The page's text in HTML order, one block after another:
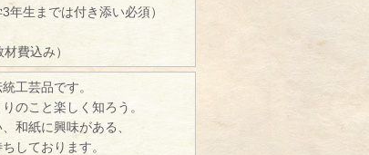
年生までは付き添い必須）
費込み）
工芸品です。
のこと楽しく知ろう。
和紙に興味がある、
しております。